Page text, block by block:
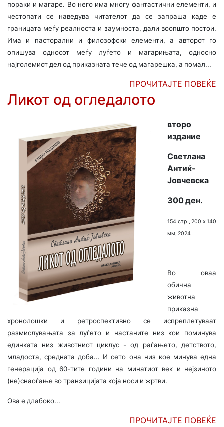
пораки и магаре. Во него има многу фантастични елементи, и
честопати се наведува читателот да се запраша каде е
границата меѓу реалноста и заумноста, дали воопшто постои.
Има и пасторални и филозофски елементи, а авторот го
опишува односот меѓу луѓето и магарињата, односно
најголемиот дел од приказната тече од магарешка, а помал...
ПРОЧИТАЈТЕ ПОВЕЌЕ
Ликот од огледалото
второ
издание
Светлана
Антиќ-
Јовчевска
300 ден.
154 стр., 200 х 140
мм, 2024
Во оваа
обична
животна
приказна
хронолошки и ретроспективно се испреплетуваат
размислувањата за луѓето и настаните низ кои поминува
единката низ животниот циклус - од раѓањето, детството,
младоста, средната доба... И сето она низ кое минува една
генерација од 60-тите години на минатиот век и нејзиното
(не)снаоѓање во транзицијата која носи и жртви.
Ова е длабоко...
ПРОЧИТАЈТЕ ПОВЕЌЕ